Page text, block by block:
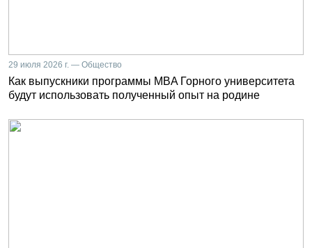
29 июля 2026 г. — Общество
Как выпускники программы MBA Горного университета
будут использовать полученный опыт на родине